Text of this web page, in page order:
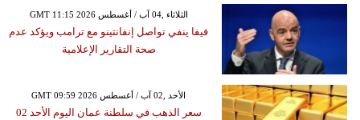
GMT 11:15 2026 الثلاثاء ,04 آب / أغسطس
فيفا ينفي تواصل إنفانتينو مع ترامب ويؤكد عدم
صحة التقارير الإعلامية
GMT 09:59 2026 الأحد ,02 آب / أغسطس
سعر الذهب في سلطنة عمان اليوم الأحد 02